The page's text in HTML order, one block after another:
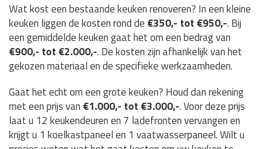
Wat kost een bestaande keuken renoveren? In een kleine
keuken liggen de kosten rond de €350,- tot €950,-. Bij
een gemiddelde keuken gaat het om een bedrag van
€900,- tot €2.000,-. De kosten zijn afhankelijk van het
gekozen materiaal en de specifieke werkzaamheden.
Gaat het echt om een grote keuken? Houd dan rekening
met een prijs van €1.000,- tot €3.000,-. Voor deze prijs
laat u 12 keukendeuren en 7 ladefronten vervangen en
krijgt u 1 koelkastpaneel en 1 vaatwasserpaneel. Wilt u